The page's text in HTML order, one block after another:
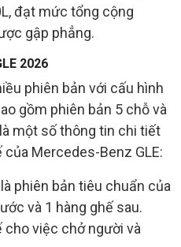
đạt mức tổng cộng
gập phẳng.
2026
phiên bản với cấu hình
gồm phiên bản 5 chỗ và
một số thông tin chi tiết
Mercedes-Benz GLE:
phiên bản tiêu chuẩn của
và 1 hàng ghế sau.
việc chở người và